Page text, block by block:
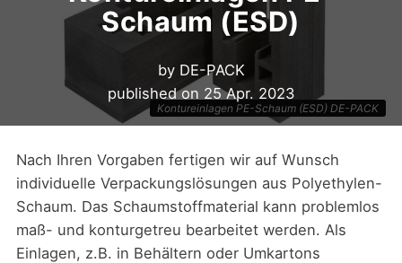
Schaum (ESD)
by DE-PACK
published on 25 Apr. 2023
Kontureinlagen PE-Schaum (ESD) DE-PACK
Nach Ihren Vorgaben fertigen wir auf Wunsch
individuelle Verpackungslösungen aus Polyethylen-
Schaum. Das Schaumstoffmaterial kann problemlos
maß- und konturgetreu bearbeitet werden. Als
Einlagen, z.B. in Behältern oder Umkartons